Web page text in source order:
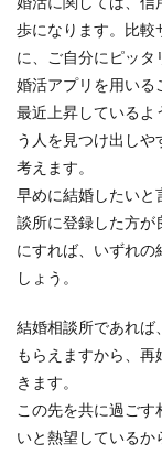
歩になります。比較
に、ご自分にピッタ
婚活アプリを用いる
最近上昇しているよ
う人を見つけ出しや
考えます。
早めに結婚したいと
談所に登録した方が
にすれば、いずれ
しょう。
結婚相談所であれば
もらえますから、
きます。
この先を共に過ご
いと熱望しているか